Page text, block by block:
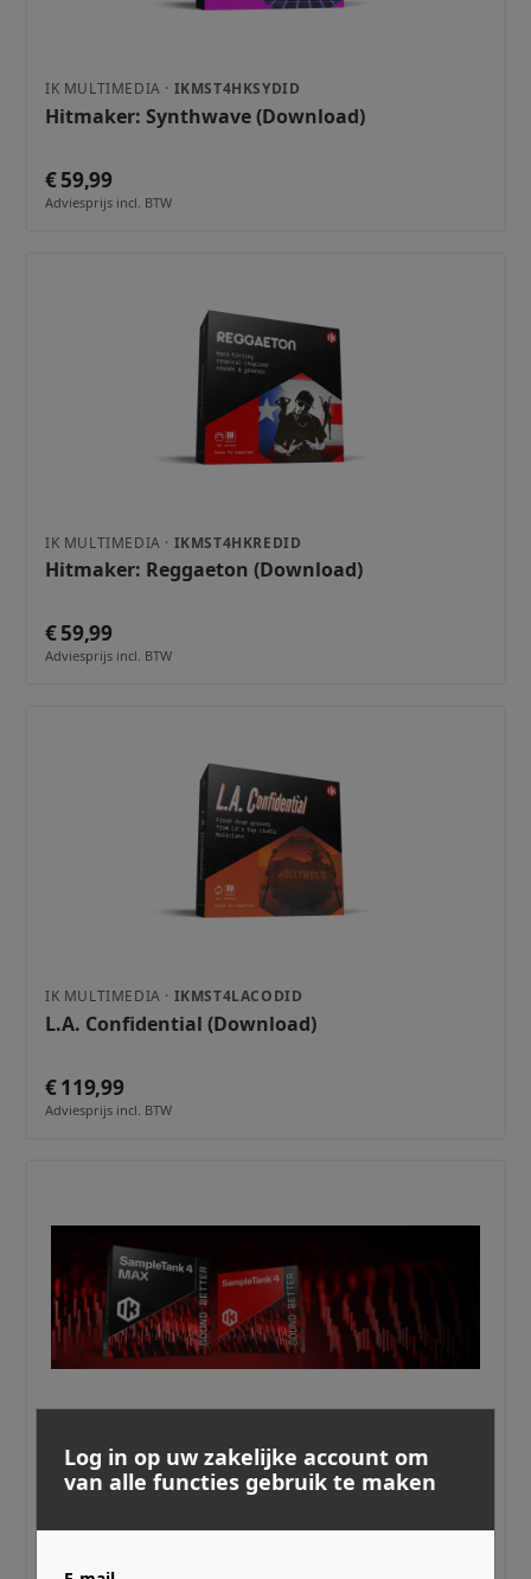
IK MULTIMEDIA · IKMST4HKSYDID
Hitmaker: Synthwave (Download)
€ 59,99
Adviesprijs incl. BTW
IK MULTIMEDIA · IKMST4HKREDID
Hitmaker: Reggaeton (Download)
€ 59,99
Adviesprijs incl. BTW
IK MULTIMEDIA · IKMST4LACODID
L.A. Confidential (Download)
€ 119,99
Adviesprijs incl. BTW
IK MULTIMEDIA ·IKMST400DDU
SampleTank 4 Upgrade (Download)
Log in op uw zakelijke account om
van alle functies gebruik te maken